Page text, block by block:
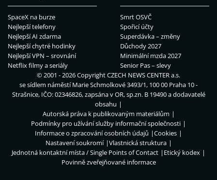
SpaceX na burze
Nejlepší telefony
Nejlepší AI zdarma
Nejlepší chytré hodinky
Nejlepší VPN – srovnání
Netflix filmy a seriály
Smrt OSVČ
Spořicí účty
Superdávka – změny
Důchody 2027
Minimální mzda 2027
Senior Pas – slevy
© 2001 - 2026 CopyrightCZECH NEWS CENTER a.s.
se sídlem náměstí Marie Schmolkové 3493/1, 100 00 Praha 10 -
Strašnice, IČO: 02346826, zapsána v OR, sp.zn. B 19490 a dodavatelé
obsahu
Autorská práva k publikovaným materiálům
Podmínky pro užívání služby informační společnosti
Informace o zpracování osobních údajů
Cookies
Nastavení soukromí
Vlastnická struktura
Jednotná kontaktní místa / Single Points of Contact
Etický kodex
Povinně zveřejňované informace